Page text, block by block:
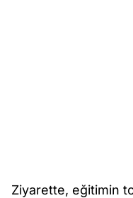
Ziyarette, eğitimin